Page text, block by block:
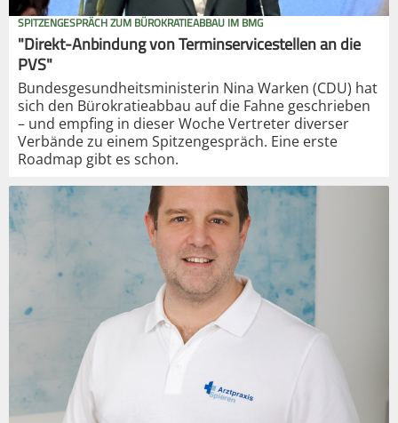
SPITZENGESPRÄCH ZUM BÜROKRATIEABBAU IM BMG
"Direkt-Anbindung von Terminservicestellen an die
PVS"
Bundesgesundheitsministerin Nina Warken (CDU) hat
sich den Bürokratieabbau auf die Fahne geschrieben
– und empfing in dieser Woche Vertreter diverser
Verbände zu einem Spitzengespräch. Eine erste
Roadmap gibt es schon.